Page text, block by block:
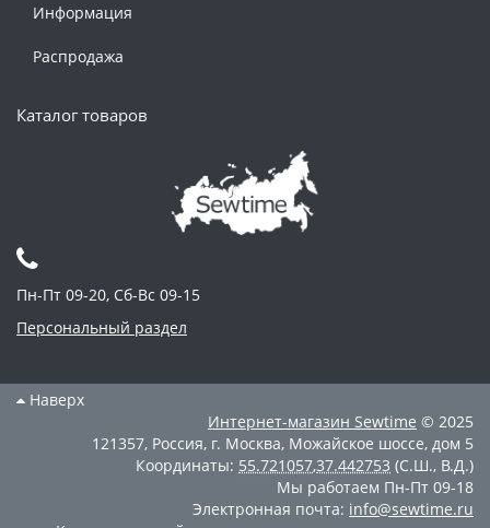
Информация
Распродажа
Каталог товаров
Пн-Пт 09-20, Сб-Вс 09-15
Персональный раздел
Наверх
Интернет-магазин Sewtime © 2025
121357, Россия, г. Москва, Можайское шоссе, дом 5
Координаты: 55.721057,37.442753 (С.Ш., В.Д.)
Мы работаем Пн-Пт 09-18
Электронная почта: info@sewtime.ru